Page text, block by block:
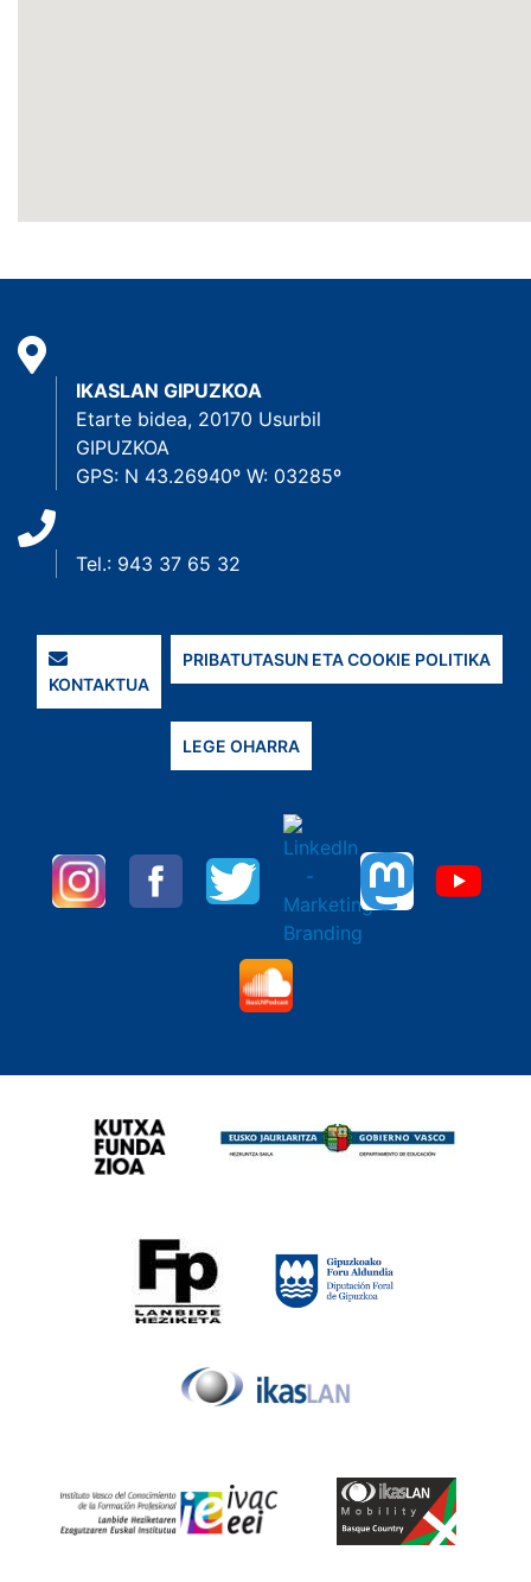
IKASLAN GIPUZKOA
Etarte bidea, 20170 Usurbil
GIPUZKOA
GPS: N 43.26940º W: 03285º
Tel.: 943 37 65 32
KONTAKTUA
PRIBATUTASUN ETA COOKIE POLITIKA
LEGE OHARRA